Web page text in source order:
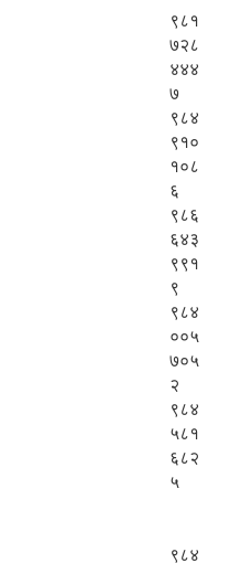
९८१
७२८
४४४
७
९८४
९१०
१०८
६
९८६
६४३
९९१
९
९८४
००५
७०५
२
९८४
५८१
६८२
५
९८४